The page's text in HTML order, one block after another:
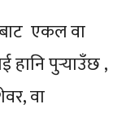
एकल वा
हानि पुर्‍याउँछ ,
वा